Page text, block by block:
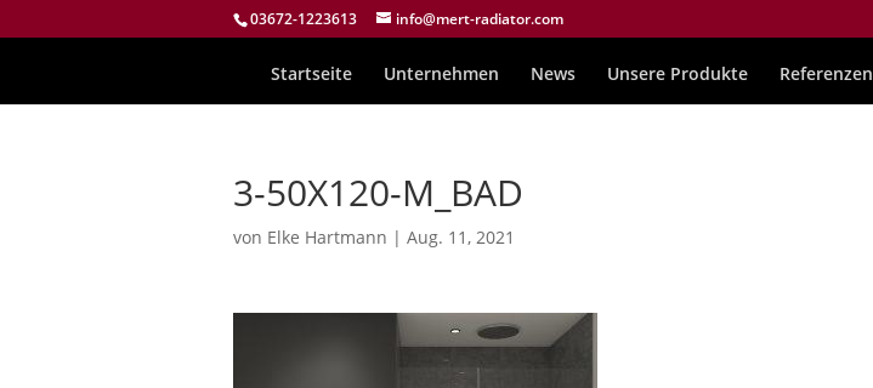
03672-1223613 info@mert-radiator.com
Startseite Unternehmen News Unsere Produkte Referenzen
3-50X120-M_BAD
von Elke Hartmann | Aug. 11, 2021